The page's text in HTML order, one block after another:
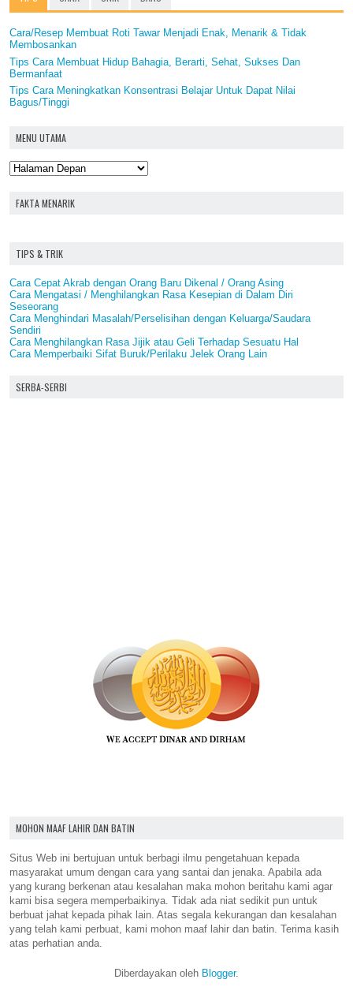
Cara/Resep Membuat Roti Tawar Menjadi Enak, Menarik & Tidak
Membosankan
Tips Cara Membuat Hidup Bahagia, Berarti, Sehat, Sukses Dan
Bermanfaat
Tips Cara Meningkatkan Konsentrasi Belajar Untuk Dapat Nilai
Bagus/Tinggi
MENU UTAMA
FAKTA MENARIK
TIPS & TRIK
Cara Cepat Akrab dengan Orang Baru Dikenal / Orang Asing
Cara Mengatasi / Menghilangkan Rasa Kesepian di Dalam Diri
Seseorang
Cara Menghindari Masalah/Perselisihan dengan Keluarga/Saudara
Sendiri
Cara Menghilangkan Rasa Jijik atau Geli Terhadap Sesuatu Hal
Cara Memperbaiki Sifat Buruk/Perilaku Jelek Orang Lain
SERBA-SERBI
MOHON MAAF LAHIR DAN BATIN
Situs Web ini bertujuan untuk berbagi ilmu pengetahuan kepada
masyarakat umum dengan cara yang santai dan jenaka. Apabila ada
yang kurang berkenan atau kesalahan maka mohon beritahu kami agar
kami bisa segera memperbaikinya. Tidak ada niat sedikit pun untuk
berbuat jahat kepada pihak lain. Atas segala kekurangan dan kesalahan
yang telah kami perbuat, kami mohon maaf lahir dan batin. Terima kasih
atas perhatian anda.
Diberdayakan oleh Blogger.